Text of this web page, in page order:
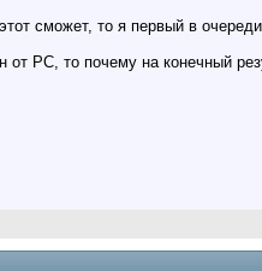
сможет, то я первый в очереди
РС, то почему на конечный